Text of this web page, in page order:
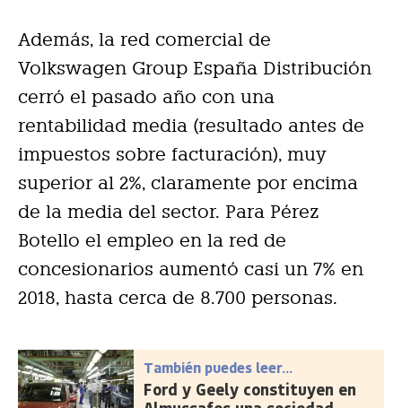
Además, la red comercial de
Volkswagen Group España Distribución
cerró el pasado año con una
rentabilidad media (resultado antes de
impuestos sobre facturación), muy
superior al 2%, claramente por encima
de la media del sector. Para Pérez
Botello el empleo en la red de
concesionarios aumentó casi un 7% en
2018, hasta cerca de 8.700 personas.
También puedes leer...
Ford y Geely constituyen en